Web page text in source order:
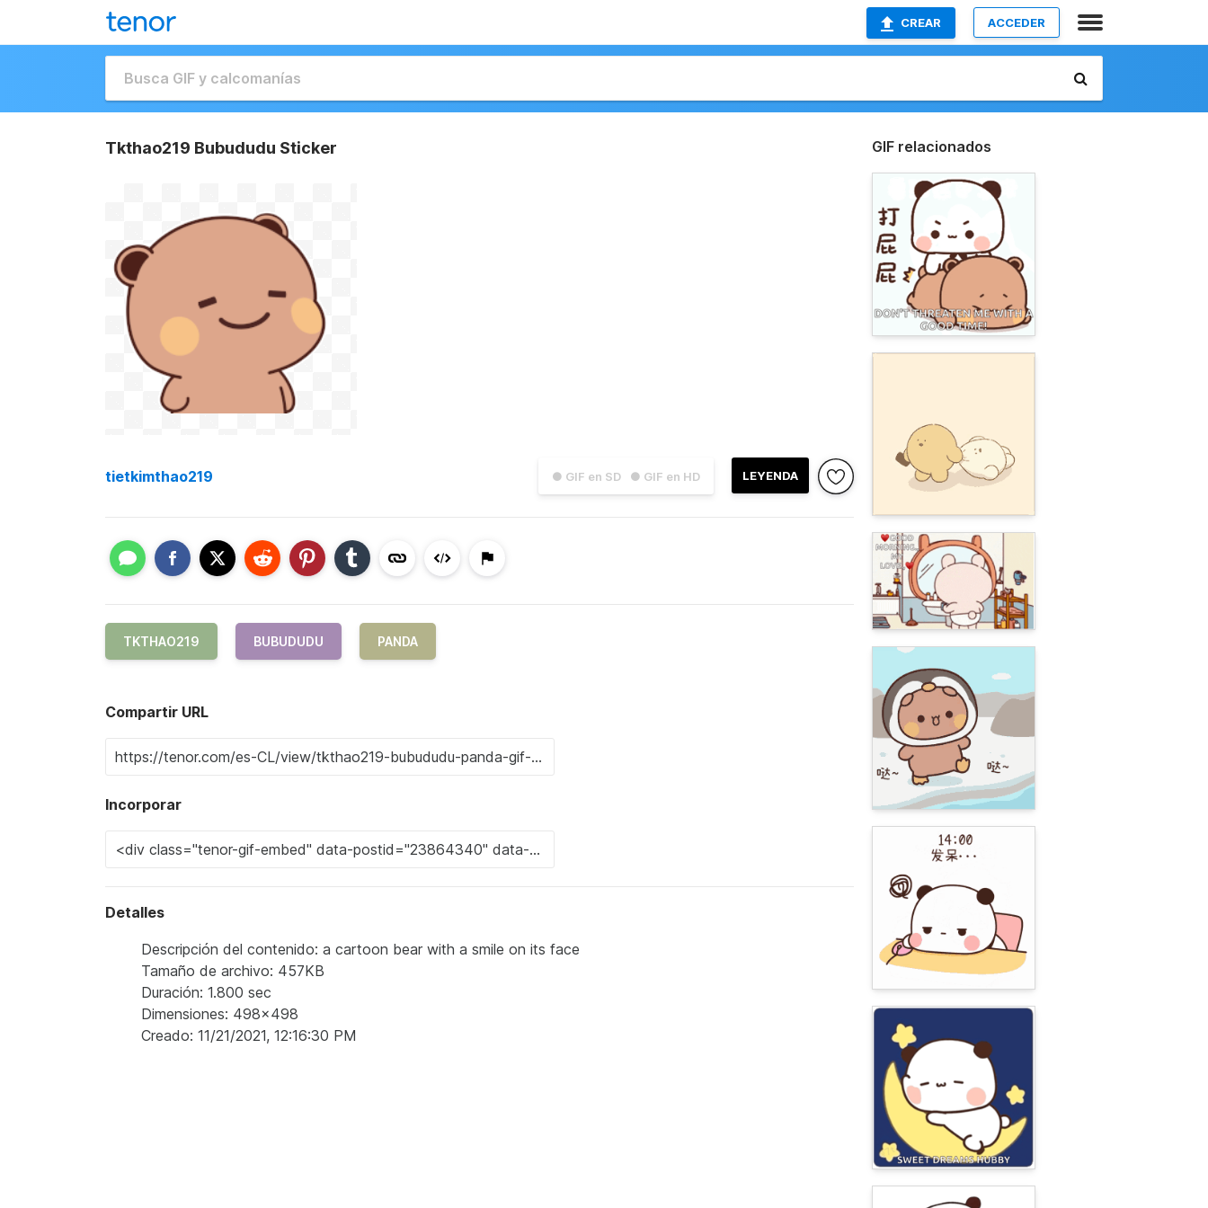
CREAR ACCEDER
Tkthao219 Bubududu Sticker
● GIF en SD ● GIF en HD LEYENDA
tietkimthao219
TKTHAO219 BUBUDUDU PANDA
Compartir URL
Incorporar
Detalles
Descripción del contenido: a cartoon bear with a smile on its face
Tamaño de archivo: 457KB
Duración: 1.800 sec
Dimensiones: 498x498
Creado: 11/21/2021, 12:16:30 PM
GIF relacionados